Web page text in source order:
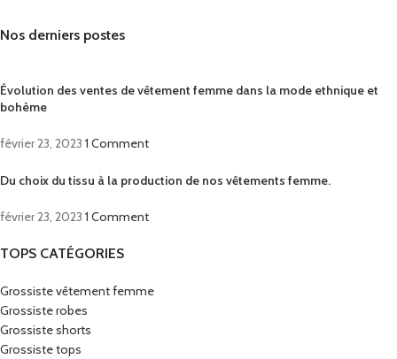
Nos derniers postes
Évolution des ventes de vêtement femme dans la mode ethnique et
bohème
février 23, 2023 1 Comment
Du choix du tissu à la production de nos vêtements femme.
février 23, 2023 1 Comment
TOPS CATÉGORIES
Grossiste vêtement femme
Grossiste robes
Grossiste shorts
Grossiste tops